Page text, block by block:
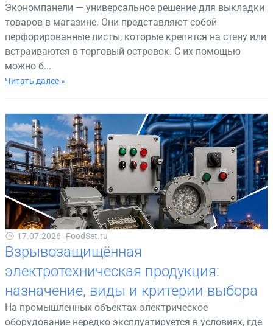
Экономпанели — универсальное решение для выкладки
товаров в магазине. Они представляют собой
перфорированные листы, которые крепятся на стену или
встраиваются в торговый островок. С их помощью
можно б...
Читать далее »
17.07.2026 FoodSet.ru
Взрывозащищённая
электротехническая продукция:
назначение, виды и критерии выбора
На промышленных объектах электрическое
оборудование нередко эксплуатируется в условиях, где